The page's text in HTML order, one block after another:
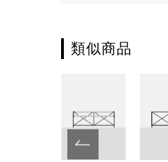
類似商品